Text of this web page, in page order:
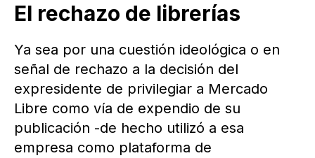
El rechazo de librerías
Ya sea por una cuestión ideológica o en
señal de rechazo a la decisión del
expresidente de privilegiar a Mercado
Libre como vía de expendio de su
publicación -de hecho utilizó a esa
empresa como plataforma de